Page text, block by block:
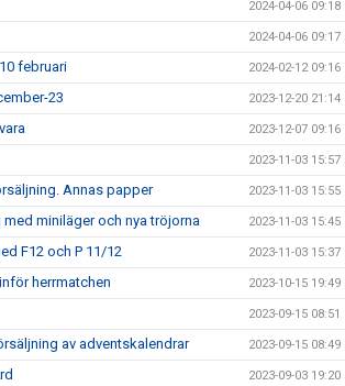
2024-04-06 09:18
2024-04-06 09:17
februari 2024-02-12 09:16
23 2023-12-20 21:14
2023-12-07 09:16
2023-11-03 15:57
Annas papper 2023-11-03 15:55
miniläger och nya tröjorna 2023-11-03 15:45
F12 och P 11/12 2023-11-03 15:37
herrmatchen 2023-10-15 19:49
2023-09-15 08:51
av adventskalendrar 2023-09-15 08:49
2023-09-03 19:20